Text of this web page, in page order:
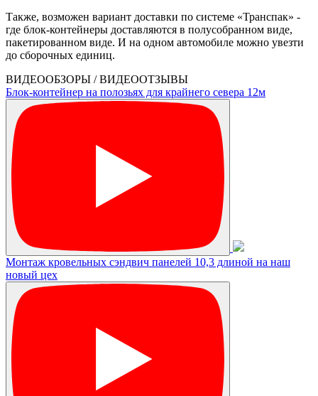
Также, возможен вариант доставки по системе «Транспак» -
где блок-контейнеры доставляются в полусобранном виде,
пакетированном виде. И на одном автомобиле можно увезти
до сборочных единиц.
ВИДЕООБЗОРЫ / ВИДЕООТЗЫВЫ
Блок-контейнер на полозьях для крайнего севера 12м
Монтаж кровельных сэндвич панелей 10,3 длиной на наш
новый цех